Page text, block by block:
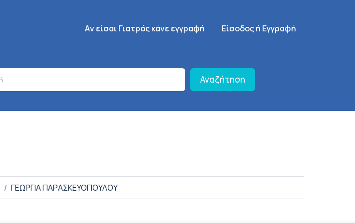
Κεντρική πλοήγηση
Aν είσαι Γιατρός κάνε εγγραφή SignUp Menu
Είσοδος ή Εγγραφή
Αναζήτηση
ΓΕΩΡΓΙΑ ΠΑΡΑΣΚΕΥΟΠΟΥΛΟΥ